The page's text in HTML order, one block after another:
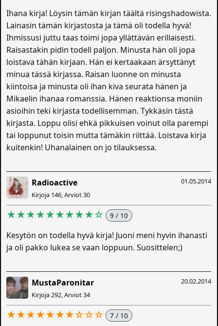
Ihana kirja! Löysin tämän kirjan täältä risingshadowista.
Lainasin tämän kirjastosta ja tämä oli todella hyvä!
Ihmissusi juttu taas toimi jopa yllättävän erillaisesti.
Raisastakin pidin todell paljon. Minusta hän oli jopa
loistava tähän kirjaan. Hän ei kertaakaan ärsyttänyt
minua tässä kirjassa. Raisan luonne on minusta
kiintoisa ja minusta oli ihan kiva seurata hänen ja
Mikaelin ihanaa romanssia. Hänen reaktionsa moniin
asioihin teki kirjasta todellisemman. Tykkäsin tästä
kirjasta. Loppu olisi ehkä pikkuisen voinut olla parempi
tai loppunut toisin mutta tämäkin riittää. Loistava kirja
kuitenkin! Uhanalainen on jo tilauksessa.
01.05.2014
Radioactive
Kirjoja 146, Arviot 30
★★★★★★★★★☆ 9 / 10
Kesytön on todella hyvä kirja! Juoni meni hyvin ihanasti
ja oli pakko lukea se vaan loppuun. Suosittelen;)
20.02.2014
MustaParonitar
Kirjoja 292, Arviot 34
★★★★★★★☆☆☆ 7 / 10